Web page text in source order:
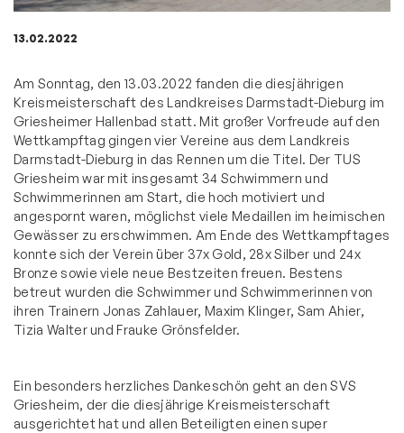
13.02.2022
Am Sonntag, den 13.03.2022 fanden die diesjährigen
Kreismeisterschaft des Landkreises Darmstadt-Dieburg im
Griesheimer Hallenbad statt. Mit großer Vorfreude auf den
Wettkampftag gingen vier Vereine aus dem Landkreis
Darmstadt-Dieburg in das Rennen um die Titel. Der TUS
Griesheim war mit insgesamt 34 Schwimmern und
Schwimmerinnen am Start, die hoch motiviert und
angespornt waren, möglichst viele Medaillen im heimischen
Gewässer zu erschwimmen. Am Ende des Wettkampftages
konnte sich der Verein über 37x Gold, 28x Silber und 24x
Bronze sowie viele neue Bestzeiten freuen. Bestens
betreut wurden die Schwimmer und Schwimmerinnen von
ihren Trainern Jonas Zahlauer, Maxim Klinger, Sam Ahier,
Tizia Walter und Frauke Grönsfelder.
Ein besonders herzliches Dankeschön geht an den SVS
Griesheim, der die diesjährige Kreismeisterschaft
ausgerichtet hat und allen Beteiligten einen super